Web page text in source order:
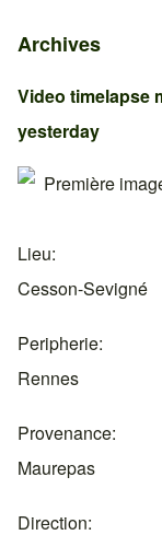
Archives
Video timelapse
yesterday
Lieu
Cesson-Sevigné
Peripherie
Rennes
Provenance
Maurepas
Direction